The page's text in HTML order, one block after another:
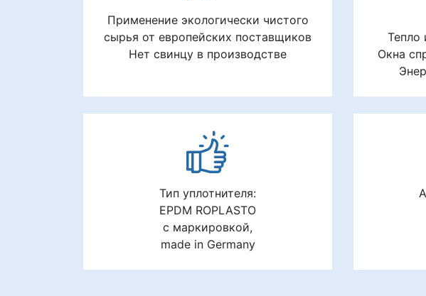
Применение экологически чистого
сырья от европейских поставщиков
Нет свинцу в производстве
Окна
Тип уплотнителя:
EPDM ROPLASTO
с маркировкой,
made in Germany